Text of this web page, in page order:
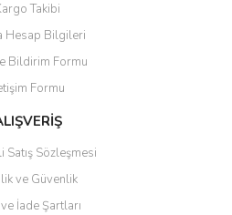
veya görüntülenemiyor.
bilgiler bulunuyor.
bulunuyor.
daha pahalı.
olmalı.
Takibi
Hesap Bilgileri
Bildirim Formu
Formu
Satış Sözleşmesi
ve Güvenlik
İade Şartları